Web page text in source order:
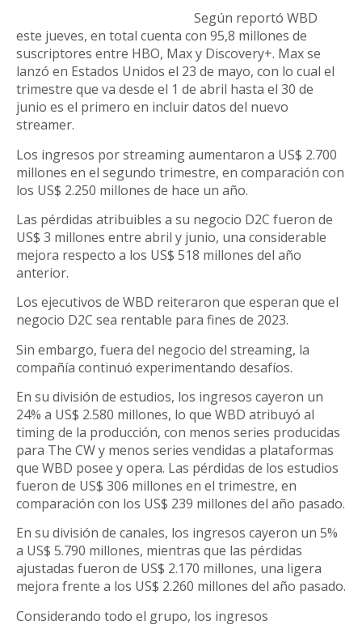
Según reportó WBD
este jueves, en total cuenta con 95,8 millones de
suscriptores entre HBO, Max y Discovery+. Max se
lanzó en Estados Unidos el 23 de mayo, con lo cual el
trimestre que va desde el 1 de abril hasta el 30 de
junio es el primero en incluir datos del nuevo
streamer.
Los ingresos por streaming aumentaron a US$ 2.700
millones en el segundo trimestre, en comparación con
los US$ 2.250 millones de hace un año.
Las pérdidas atribuibles a su negocio D2C fueron de
US$ 3 millones entre abril y junio, una considerable
mejora respecto a los US$ 518 millones del año
anterior.
Los ejecutivos de WBD reiteraron que esperan que el
negocio D2C sea rentable para fines de 2023.
Sin embargo, fuera del negocio del streaming, la
compañía continuó experimentando desafíos.
En su división de estudios, los ingresos cayeron un
24% a US$ 2.580 millones, lo que WBD atribuyó al
timing de la producción, con menos series producidas
para The CW y menos series vendidas a plataformas
que WBD posee y opera. Las pérdidas de los estudios
fueron de US$ 306 millones en el trimestre, en
comparación con los US$ 239 millones del año pasado.
En su división de canales, los ingresos cayeron un 5%
a US$ 5.790 millones, mientras que las pérdidas
ajustadas fueron de US$ 2.170 millones, una ligera
mejora frente a los US$ 2.260 millones del año pasado.
Considerando todo el grupo, los ingresos